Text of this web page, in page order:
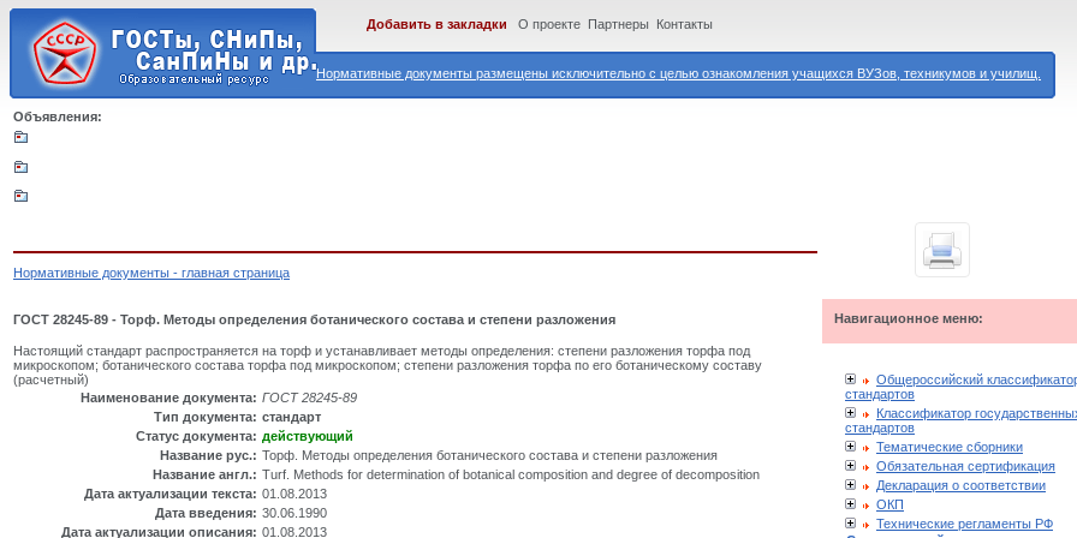
Нормативные документы размещены исключительно с целью ознакомления учащихся ВУЗов, техникумов и училищ.
Добавить в закладки О проекте Партнеры Контакты
Объявления:
Нормативные документы - главная страница
ГОСТ 28245-89 - Торф. Методы определения ботанического состава и степени разложения
Настоящий стандарт распространяется на торф и устанавливает методы определения: степени разложения торфа под
микроскопом; ботанического состава торфа под микроскопом; степени разложения торфа по его ботаническому составу
(расчетный)
Наименование документа: ГОСТ 28245-89
Тип документа: стандарт
Статус документа: действующий
Название рус.: Торф. Методы определения ботанического состава и степени разложения
Название англ.: Turf. Methods for determination of botanical composition and degree of decomposition
Дата актуализации текста: 01.08.2013
Дата введения: 30.06.1990
Дата актуализации описания: 01.08.2013
Навигационное меню:
Общероссийский
стандартов
Классификатор
стандартов
Тематические сборники
Обязательная сертификация
Декларация о соответствии
ОКП
Технические регламенты РФ